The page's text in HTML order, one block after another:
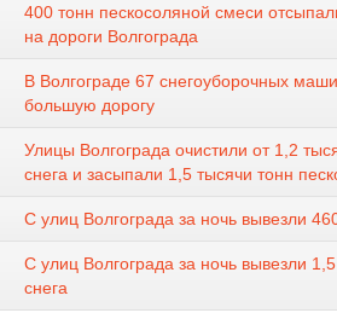
400 тонн пескосоляной смеси
на дороги Волгограда
В Волгограде 67 снегоуборочных
большую дорогу
Улицы Волгограда очистили от 1,2
снега и засыпали 1,5 тысячи тонн
С улиц Волгограда за ночь вывезли
С улиц Волгограда за ночь вывезли
снега